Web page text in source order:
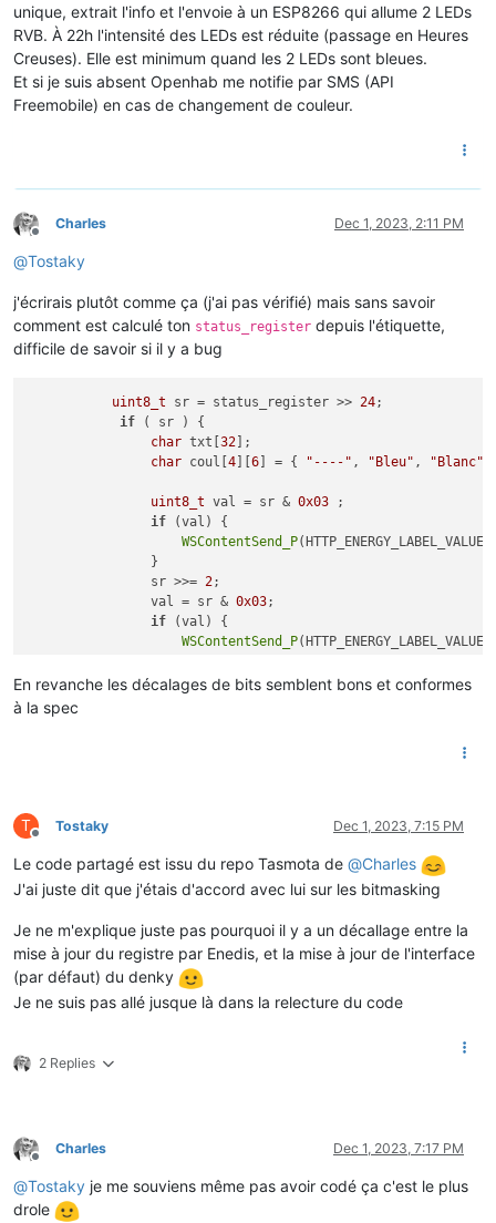
unique, extrait l'info et l'envoie à un ESP8266 qui allume 2 LEDs
RVB. À 22h l'intensité des LEDs est réduite (passage en Heures
Creuses). Elle est minimum quand les 2 LEDs sont bleues.
Et si je suis absent Openhab me notifie par SMS (API
Freemobile) en cas de changement de couleur.
Offline
Charles Dec 1, 2023, 2:11 PM
@Tostaky
j'écrirais plutôt comme ça (j'ai pas vérifié) mais sans savoir
comment est calculé ton status_register depuis l'étiquette,
difficile de savoir si il y a bug
uint8_t sr = status_register >> 24;
if ( sr ) {
char txt[32];
char coul[4][6] = { "----" , "Bleu" , "Blanc"
uint8_t val = sr & 0x03 ;
if (val) {
WSContentSend_P
                }
                sr >>=
2;
                val = sr &
0x03;
if (val) {
WSContentSend_P
                sr >>=
2;
                val = sr &
                val = sr &
sprintf_P(txt, PSTR("En cours %d"),
WSContentSend_P
                }
En revanche les décalages de bits semblent bons et conformes
à la spec
T
Offline
Tostaky Dec 1, 2023, 7:15 PM
Le code partagé est issu du repo Tasmota de @Charles
J'ai juste dit que j'étais d'accord avec lui sur les bitmasking
Je ne m'explique juste pas pourquoi il y a un décallage entre la
mise à jour du registre par Enedis, et la mise à jour de l'interface
(par défaut) du denky
Je ne suis pas allé jusque là dans la relecture du code
2 Replies
Offline
Charles Dec 1, 2023, 7:17 PM
@Tostaky je me souviens même pas avoir codé ça c'est le plus
drole